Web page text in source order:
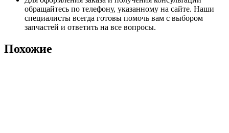
обращайтесь по телефону, указанному на сайте. Наши
специалисты всегда готовы помочь вам с выбором
запчастей и ответить на все вопросы.
Похожие